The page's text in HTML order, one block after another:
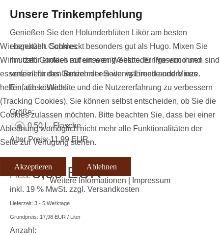
Unsere Trinkempfehlung
Genießen Sie den Holunderblüten Likör am besten
eisgekühlt. Schmeckt besonders gut als Hugo. Mixen Sie
ihn dafür einfach mit ein wenig Sekt oder Prosecco und
verfeinern das Ganze mit ein wenig Limette und Minze.
Einfach köstlich!
Größe:
0,50 l - Flasche
Alter Preis:11,99 EUR
Preis:8,99 EUR
inkl. 19 % MwSt. zzgl. Versandkosten
Lieferzeit: 3 - 5 Werktage
Grundpreis: 17,98 EUR / Liter
Anzahl:
Wir benutzen Cookies
Wir nutzen Cookies auf unserer Website. Einige von ihnen sind
essenziell für den Betrieb der Seite, während andere uns
helfen, diese Website und die Nutzererfahrung zu verbessern
(Tracking Cookies). Sie können selbst entscheiden, ob Sie die
Cookies zulassen möchten. Bitte beachten Sie, dass bei einer
Ablehnung womöglich nicht mehr alle Funktionalitäten der
Seite zur Verfügung stehen.
Akzeptieren
Ablehnen
Weitere Informationen
Impressum